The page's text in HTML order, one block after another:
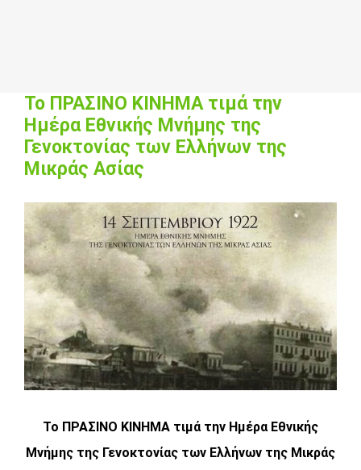
Το ΠΡΑΣΙΝΟ ΚΙΝΗΜΑ τιμά την
Ημέρα Εθνικής Μνήμης της
Γενοκτονίας των Ελλήνων της
Μικράς Ασίας
View
Larger
Image
Το ΠΡΑΣΙΝΟ ΚΙΝΗΜΑ τιμά την Ημέρα Εθνικής
Μνήμης της Γενοκτονίας των Ελλήνων της Μικράς